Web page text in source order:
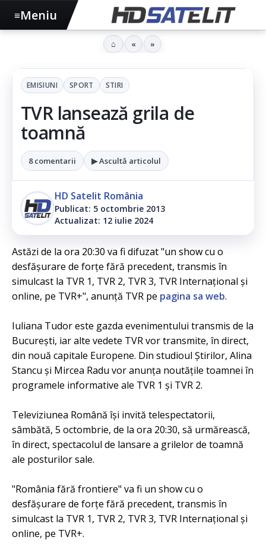
EMISIUNI SPORT STIRI
TVR lansează grila de
toamnă
8 comentarii ▶ Ascultă articolul
HD Satelit România
Publicat: 5 octombrie 2013
Actualizat: 12 iulie 2024
Astăzi de la ora 20:30 va fi difuzat "un show cu o
desfăşurare de forţe fără precedent, transmis în
simulcast la TVR 1, TVR 2, TVR 3, TVR Internaţional şi
online, pe TVR+", anunță TVR pe pagina sa web.
Iuliana Tudor este gazda evenimentului transmis de la
Bucureşti, iar alte vedete TVR vor transmite, în direct,
din nouă capitale Europene. Din studioul Ştirilor, Alina
Stancu şi Mircea Radu vor anunţa noutăţile toamnei în
programele informative ale TVR 1 şi TVR 2.
Televiziunea Română îşi invită telespectatorii,
sâmbătă, 5 octombrie, de la ora 20:30, să urmărească,
în direct, spectacolul de lansare a grilelor de toamnă
ale posturilor sale.
"România fără frontiere" va fi un show cu o
desfăşurare de forţe fără precedent, transmis în
simulcast la TVR 1, TVR 2, TVR 3, TVR Internaţional şi
online, pe TVR+.
≡Meniu
⌂ « »